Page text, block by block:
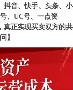
抖音、快手、头条、小
、UC号、一点资
真正实现买卖双方的共
】